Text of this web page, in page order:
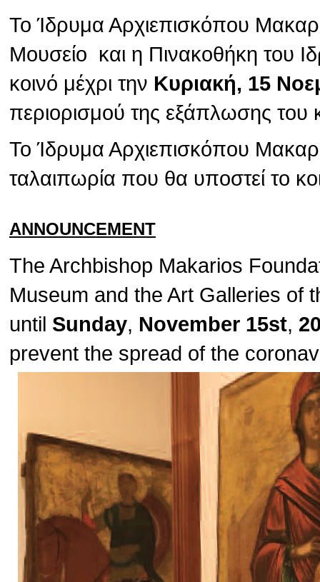
Το Ίδρυμα Αρχιεπισκόπου
Μουσείο και η Πινακοθήκη του
κοινό μέχρι την Κυριακή, 15
περιορισμού της εξάπλωσης του
Το Ίδρυμα Αρχιεπισκόπου
ταλαιπωρία που θα υποστεί το
ANNOUNCEMENT
The Archbishop Makarios
Museum and the Art Galleries of
until Sunday, November 15st,
prevent the spread of the